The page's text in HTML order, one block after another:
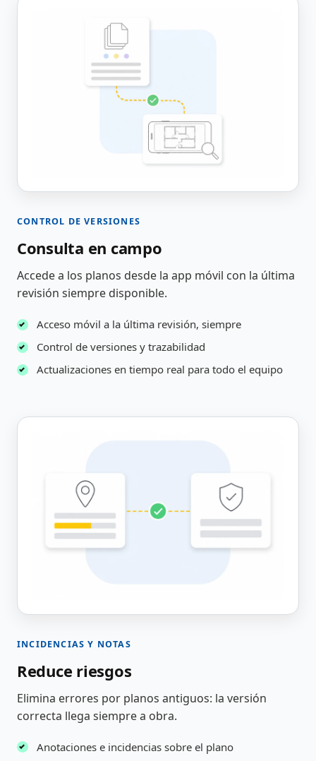
CONTROL DE VERSIONES
Consulta en campo
Accede a los planos desde la app móvil con la última
revisión siempre disponible.
Acceso móvil a la última revisión, siempre
Control de versiones y trazabilidad
Actualizaciones en tiempo real para todo el equipo
INCIDENCIAS Y NOTAS
Reduce riesgos
Elimina errores por planos antiguos: la versión
correcta llega siempre a obra.
Anotaciones e incidencias sobre el plano